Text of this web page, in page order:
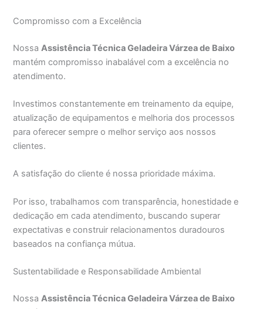
Compromisso com a Excelência
NossaAssistência Técnica Geladeira Várzea de Baixo
mantém compromisso inabalável com a excelência no
atendimento.
Investimos constantemente em treinamento da equipe,
atualização de equipamentos e melhoria dos processos
para oferecer sempre o melhor serviço aos nossos
clientes.
A satisfação do cliente é nossa prioridade máxima.
Por isso, trabalhamos com transparência, honestidade e
dedicação em cada atendimento, buscando superar
expectativas e construir relacionamentos duradouros
baseados na confiança mútua.
Sustentabilidade e Responsabilidade Ambiental
NossaAssistência Técnica Geladeira Várzea de Baixo